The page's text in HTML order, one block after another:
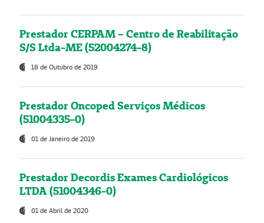
Prestador CERPAM – Centro de Reabilitação
S/S Ltda-ME (52004274-8)
18 de Outubro de 2019
Prestador Oncoped Serviços Médicos
(51004335-0)
01 de Janeiro de 2019
Prestador Decordis Exames Cardiológicos
LTDA (51004346-0)
01 de Abril de 2020